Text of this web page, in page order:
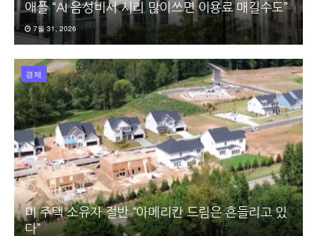
애플 “AI 음성비서 시리 많이쓰면 이용료 매길수도”
7월 31, 2026
경제
미 주택 소유자 절반 “아메리칸 드림은 흔들리고 있
다”